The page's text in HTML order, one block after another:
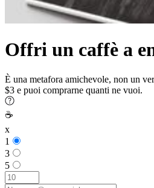
Offri un caffè a
È una metafora amichevole, non un
$3 e puoi comprarne quanti ne vuoi.
☕
x
1
3
5